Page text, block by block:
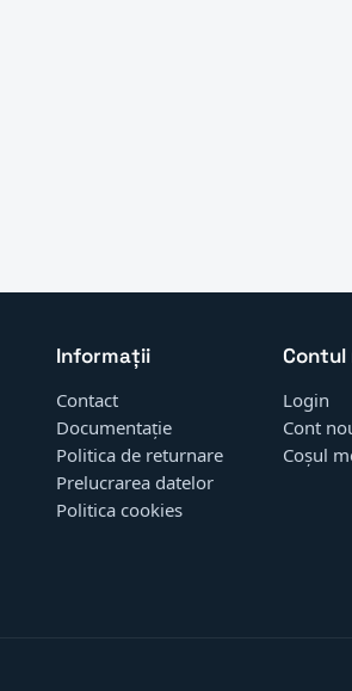
Informații
Contact
Documentație
Politica de returnare
Prelucrarea datelor
Politica cookies
Contul
Login
Cont
Coșul